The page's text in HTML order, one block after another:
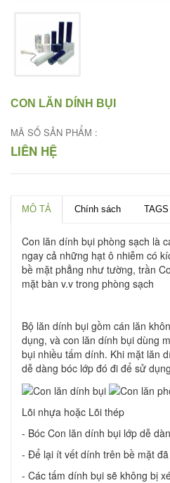
CON LĂN DÍNH BỤI
MÃ SỐ SẢN PHẨM :
LIÊN HỆ
MÔ TẢ Chính sách TAGS
Con lăn dính bụi phòng sạch là
ngay cả những hạt ô nhiễm có
bề mặt phẳng như tường, trần
mặt bàn v.v trong phòng sạch
Bộ lăn dính bụi gồm cán lăn
dụng, và con lăn dính bụi dùng
bụi nhiều tấm dính. Khi mặt lăn
dễ dàng bóc lớp đó đi để sử
Lõi nhựa hoặc Lõi thép
- Bóc Con lăn dính bụi lớp dễ
- Để lại ít vết dính trên bề mặt
- Các tấm dính bụi sẽ không bị